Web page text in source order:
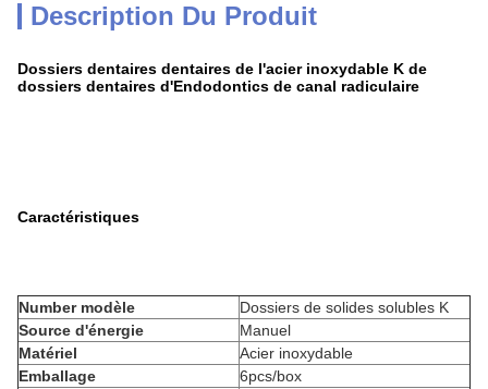
Description Du Produit
Dossiers dentaires dentaires de l'acier inoxydable K de
dossiers dentaires d'Endodontics de canal radiculaire
Caractéristiques
Number modèle
Dossiers de solides solubles K
Source d'énergie
Manuel
Matériel
Acier inoxydable
Emballage
6pcs/box